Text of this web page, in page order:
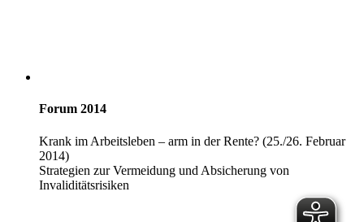
Forum 2014
Krank im Arbeitsleben – arm in der Rente? (25./26. Februar
2014)
Strategien zur Vermeidung und Absicherung von
Invaliditätsrisiken